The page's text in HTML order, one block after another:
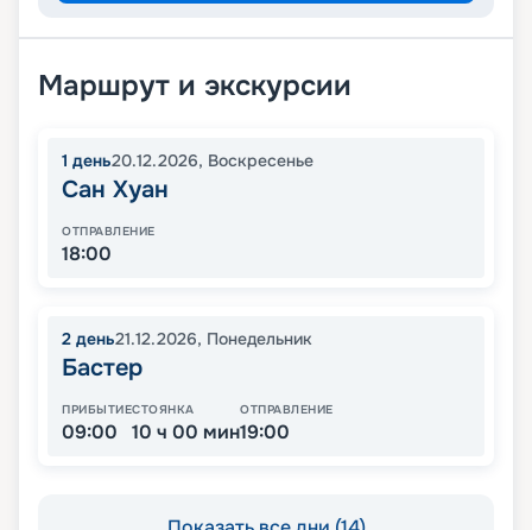
Маршрут и экскурсии
1 день20.12.2026, Воскресенье
Сан Хуан
ОТПРАВЛЕНИЕ
18:00
2 день21.12.2026, Понедельник
Бастер
ПРИБЫТИЕ
09:00
СТОЯНКА
10 ч 00 мин
ОТПРАВЛЕНИЕ
19:00